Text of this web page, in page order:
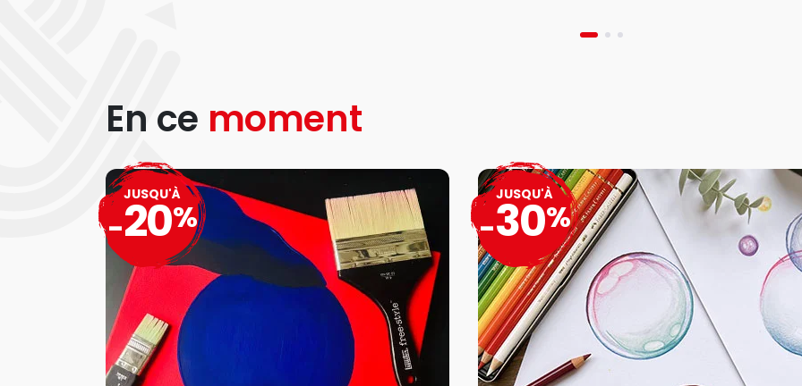
En ce moment
JUSQU'À
-20%
JUSQU'À
-30%